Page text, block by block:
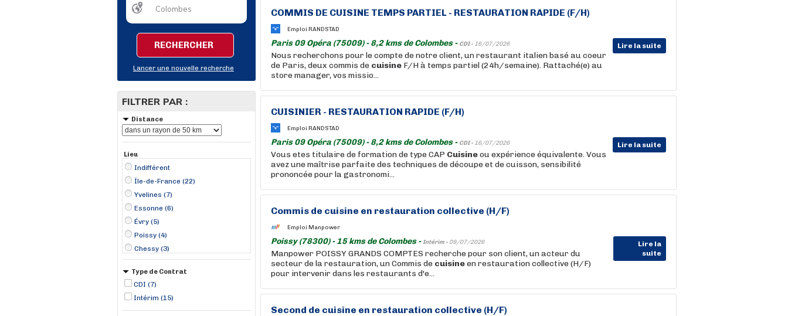
RECHERCHER
Lancer une nouvelle recherche
FILTRER PAR :
Distance
Lieu
Indifférent
Île-de-France (22)
Yvelines (7)
Essonne (6)
Évry (5)
Poissy (4)
Chessy (3)
Paris 09 Opéra (2)
Trappes (2)
Bonnelles (1)
Limoges-Fourches (1)
Type de Contrat
CDI (7)
Intérim (15)
COMMIS DE CUISINE TEMPS PARTIEL - RESTAURATION RAPIDE (F/H)
Emploi RANDSTAD
Paris 09 Opéra (75009) - 8,2 kms de Colombes - CDI - 16/07/2026 Lire la suite
Nous recherchons pour le compte de notre client, un restaurant italien basé au coeur
de Paris, deux commis de cuisine F/H à temps partiel (24h/semaine). Rattaché(e) au
store manager, vos missio...
CUISINIER - RESTAURATION RAPIDE (F/H)
Emploi RANDSTAD
Paris 09 Opéra (75009) - 8,2 kms de Colombes - CDI - 16/07/2026 Lire la suite
Vous etes titulaire de formation de type CAP Cuisineou expérience équivalente. Vous
avez une maîtrise parfaite des techniques de découpe et de cuisson, sensibilité
prononcée pour la gastronomi...
Commis de cuisine en restauration collective (H/F)
Emploi Manpower
Poissy (78300) - 15 kms de Colombes -Intérim - 09/07/2026
Lire la
suite
Manpower POISSY GRANDS COMPTES recherche pour son client, un acteur du
secteur de la restauration, un Commis de cuisineen restauration collective (H/F)
pour intervenir dans les restaurants d'e...
Second de cuisine en restauration collective (H/F)